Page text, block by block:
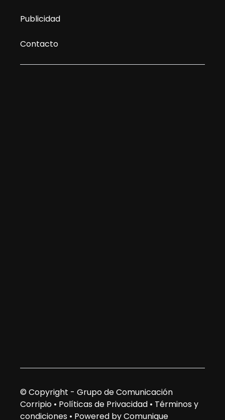
Publicidad
Contacto
© Copyright - Grupo de Comunicación
Corripio • Políticas de Privacidad • Términos y
condiciones • Powered by Comunique